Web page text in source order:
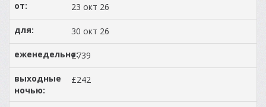
23 окт 26
30 окт 26
£739
£242